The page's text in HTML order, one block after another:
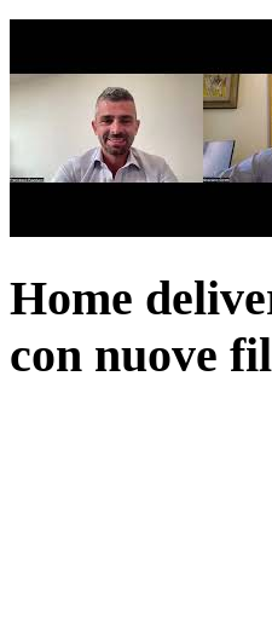
Home
con nuove